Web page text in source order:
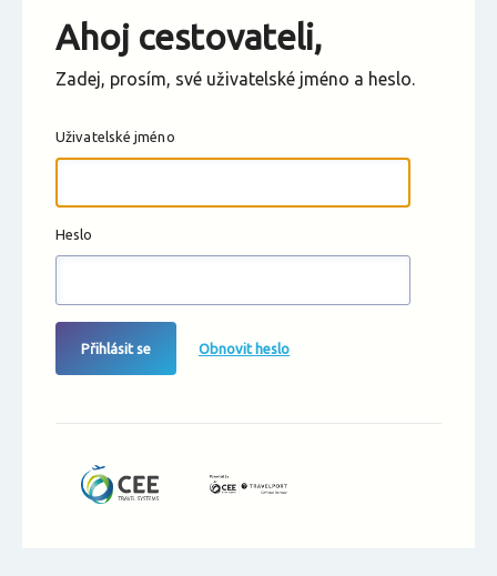
Změnit měnu
Ahoj cestovateli,
Zadej, prosím, své uživatelské jméno a heslo.
Uživatelské jméno
Heslo
Přihlásit se Obnovit heslo